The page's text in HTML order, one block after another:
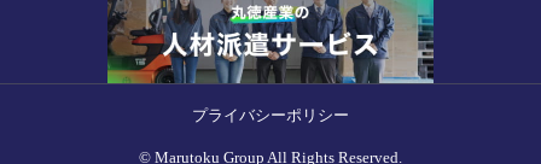
プライバシーポリシー
© Marutoku Group All Rights Reserved.